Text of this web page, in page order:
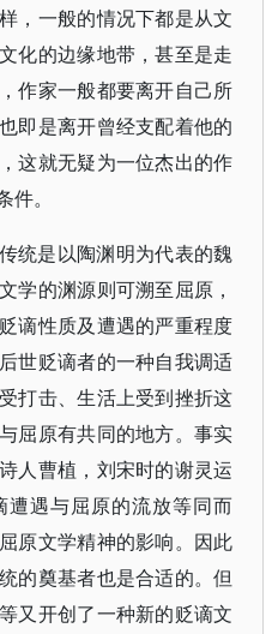
，一般的情况下都是从文
化的边缘地带，甚至是走
作家一般都要离开自己所
即是离开曾经支配着他的
这就无疑为一位杰出的作
。
统是以陶渊明为代表的魏
学的渊源则可溯至屈原，
谪性质及遭遇的严重程度
世贬谪者的一种自我调适
打击、生活上受到挫折这
屈原有共同的地方。事实
人曹植，刘宋时的谢灵运
遇与屈原的流放等同而
原文学精神的影响。因此
的奠基者也是合适的。但
又开创了一种新的贬谪文